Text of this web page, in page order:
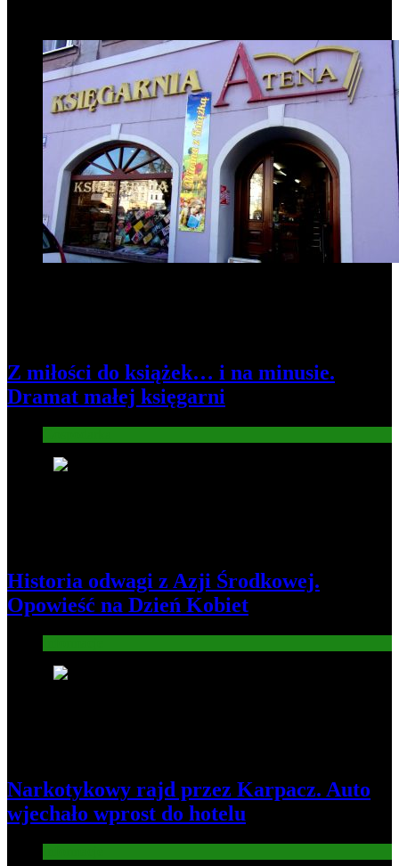
Z miłości do książek… i na minusie.
Dramat małej księgarni
Historia odwagi z Azji Środkowej.
Opowieść na Dzień Kobiet
Narkotykowy rajd przez Karpacz. Auto
wjechało wprost do hotelu